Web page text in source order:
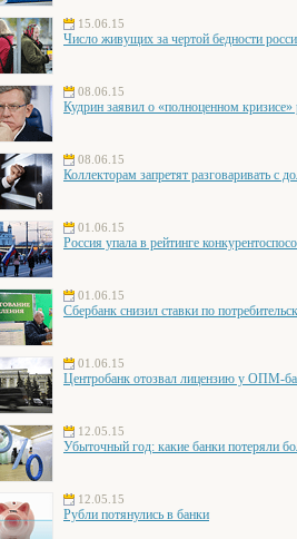
15.06.15
Число живущих за чертой бедности
08.06.15
Кудрин заявил о «полноценном кризисе»
08.06.15
Коллекторам запретят разговаривать с
01.06.15
Россия упала в рейтинге
01.06.15
Сбербанк снизил ставки по
01.06.15
Центробанк отозвал лицензию у ОПМ-
12.05.15
Убыточный год: какие банки потеряли
12.05.15
Рубли потянулись в банки